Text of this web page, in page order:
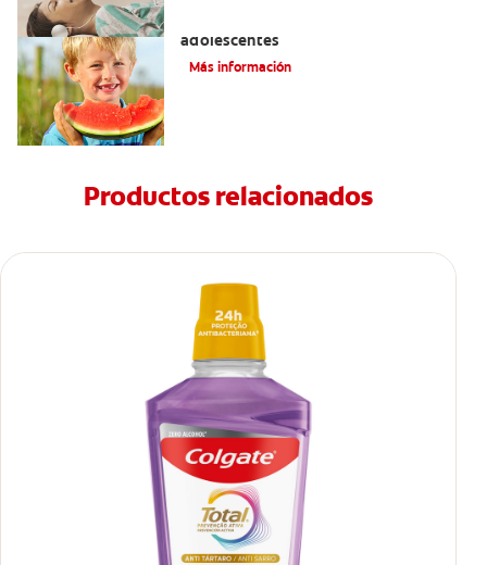
adolescentes
Más información
Productos relacionados